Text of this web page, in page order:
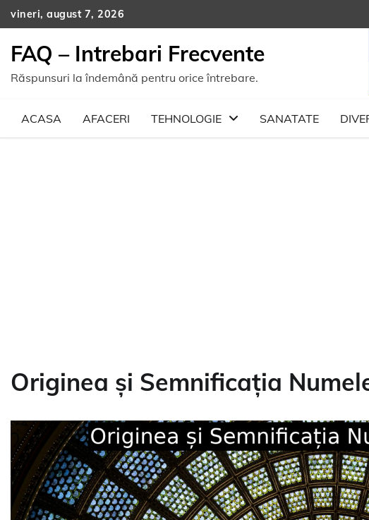
Skip
to
vineri, august 7, 2026
FAQ – Intrebari Frecvente
Răspunsuri la îndemână pentru orice întrebare.
ACASA AFACERI TEHNOLOGIE SANATATE
Originea și Semnificația